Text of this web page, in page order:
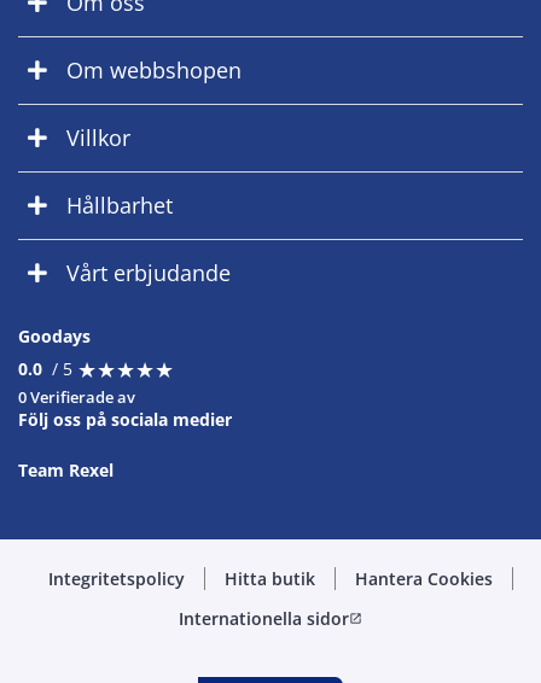
Om webbshopen
Villkor
Hållbarhet
Vårt erbjudande
Goodays
0.0 / 5 ★★★★★
★★★★★
0 Verifierade av
Följ oss på sociala medier
Team Rexel
Integritetspolicy Hitta butik
Hantera Cookies
Internationella sidoropen_in_new